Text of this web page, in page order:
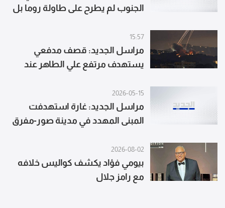
الجنوب لم يطرح على طاولة روما بل
15:57
مراسل الجديد: قصف مدفعي
يستهدف مرتفع علي الطاهر عند
2026-05-15
مراسل الجديد: غارة استهدفت
المبنى المهدد في مدينة صور-مفرق
2026-08-02
بيومي فؤاد يكشف كواليس خلافه
مع رامز جلال